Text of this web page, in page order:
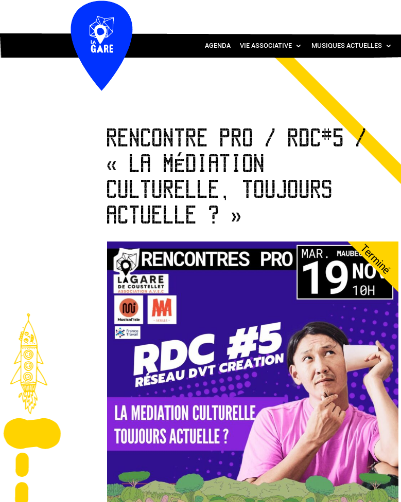
AGENDA VIE ASSOCIATIVE MUSIQUES ACTUELLES
RENCONTRE PRO / RDC#5 /
« LA MÉDIATION
CULTURELLE, TOUJOURS
ACTUELLE ? »
Terminé